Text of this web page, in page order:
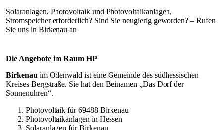
Solaranlagen, Photovoltaik und Photovoltaikanlagen,
Stromspeicher erforderlich? Sind Sie neugierig geworden? – Rufen
Sie uns in Birkenau an
Die Angebote im Raum HP
Birkenau im Odenwald ist eine Gemeinde des südhessischen
Kreises Bergstraße. Sie hat den Beinamen „Das Dorf der
Sonnenuhren“.
Photovoltaik für 69488 Birkenau
Photovoltaikanlagen in Hessen
Solaranlagen für Birkenau